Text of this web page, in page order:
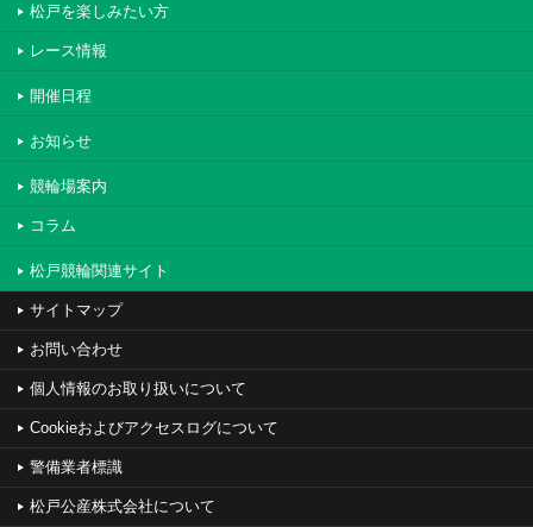
松戸を楽しみたい方
レース情報
開催日程
お知らせ
競輪場案内
コラム
松戸競輪関連サイト
サイトマップ
お問い合わせ
個人情報のお取り扱いについて
Cookieおよびアクセスログについて
警備業者標識
松戸公産株式会社について